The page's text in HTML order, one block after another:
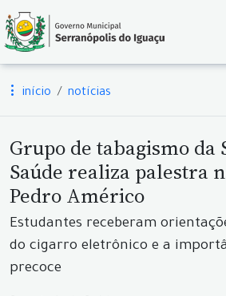
início notícias
Grupo de tabagismo da
Saúde realiza palestra
Pedro Américo
Estudantes receberam
do cigarro eletrônico e a
precoce